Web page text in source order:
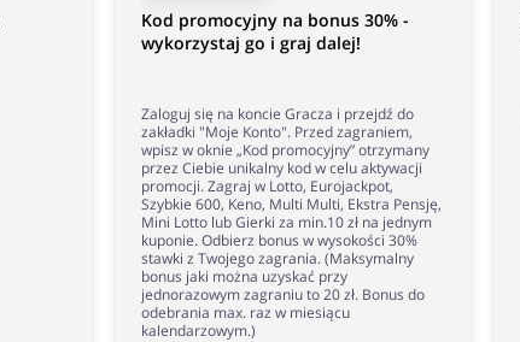
Kod promocyjny na bonus 30% -
wykorzystaj go i graj dalej!
Zaloguj się na koncie Gracza i przejdź do
zakładki "Moje Konto". Przed zagraniem,
wpisz w oknie „Kod promocyjny” otrzymany
przez Ciebie unikalny kod w celu aktywacji
promocji. Zagraj w Lotto, Eurojackpot,
Szybkie 600, Keno, Multi Multi, Ekstra Pensję,
Mini Lotto lub Gierki za min.10 zł na jednym
kuponie. Odbierz bonus w wysokości 30%
stawki z Twojego zagrania. (Maksymalny
bonus jaki można uzyskać przy
jednorazowym zagraniu to 20 zł. Bonus do
odebrania max. raz w miesiącu
kalendarzowym.)